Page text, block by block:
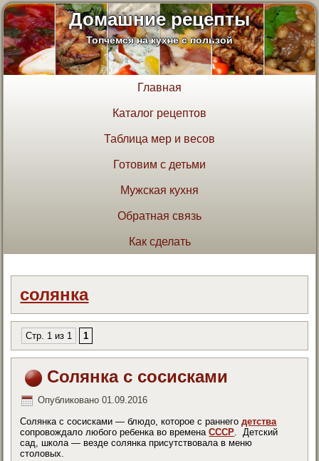
Домашние рецепты
Топчемся на кухне с пользой
Главная
Каталог рецептов
Таблица мер и весов
Готовим с детьми
Мужская кухня
Обратная связь
Как сделать
солянка
Стр. 1 из 1 1
Солянка с сосисками
Опубликовано 01.09.2016
Солянка с сосисками — блюдо, которое с раннегодетства
сопровождало любого ребенка во временаСССР. Детский
сад, школа — везде солянка присутствовала в меню
столовых.